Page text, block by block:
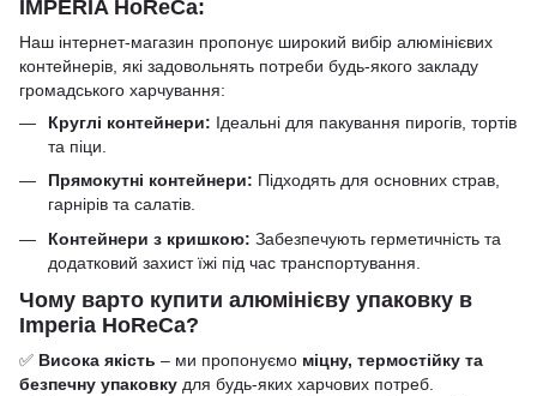
IMPERIA HoReCa:
Наш інтернет-магазин пропонує широкий вибір алюмінієвих
контейнерів, які задовольнять потреби будь-якого закладу
громадського харчування:​
Круглі контейнери: Ідеальні для пакування пирогів, тортів
та піци.​
Прямокутні контейнери: Підходять для основних страв,
гарнірів та салатів.​
Контейнери з кришкою: Забезпечують герметичність та
додатковий захист їжі під час транспортування.
Чому варто купити алюмінієву упаковку в
Imperia HoReCa?
✅ Висока якість – ми пропонуємо міцну, термостійку та
безпечну упаковку для будь-яких харчових потреб.